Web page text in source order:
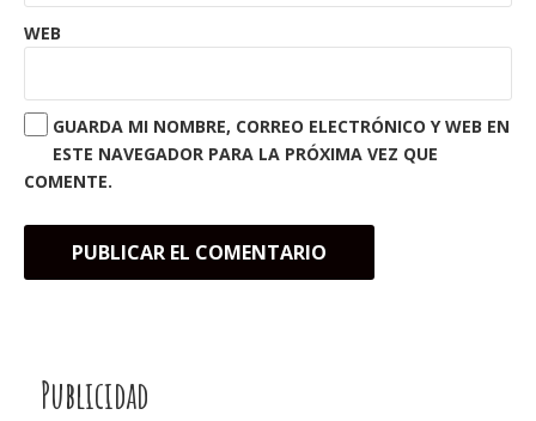
WEB
GUARDA MI NOMBRE, CORREO ELECTRÓNICO Y WEB EN
ESTE NAVEGADOR PARA LA PRÓXIMA VEZ QUE
COMENTE.
Publicidad